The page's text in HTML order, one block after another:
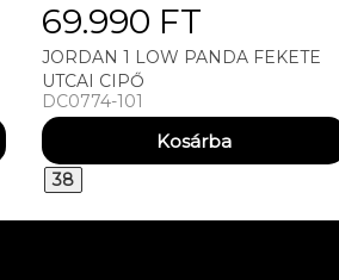
69.990 FT
JORDAN 1 LOW PANDA FEKETE
UTCAI CIPŐ
DC0774-101
38